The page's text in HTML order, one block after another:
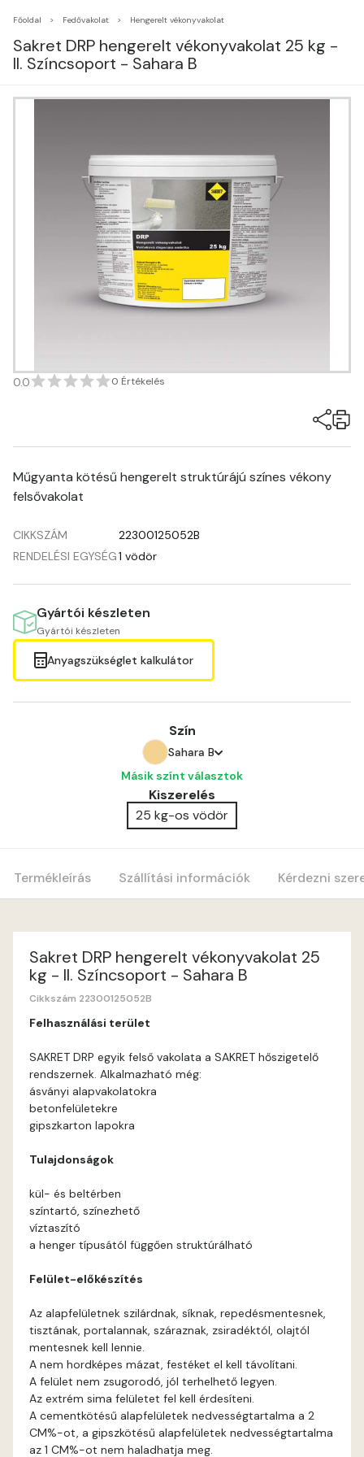
Főoldal Fedővakolat Hengerelt vékonyvakolat
Sakret DRP hengerelt vékonyvakolat 25 kg -
II. Színcsoport - Sahara B
0.0 0 Értékelés
Műgyanta kötésű hengerelt struktúrájú színes vékony
felsővakolat
CIKKSZÁM
22300125052B
RENDELÉSI EGYSÉG1 vödör
Gyártói készleten
Gyártói készleten
Anyagszükséglet kalkulátor
Szín
Sahara B
Amber C
Amber D
Anticred D
Apple D
Ash B
Basalt C
Basalt D
Blood-orange C
Másik színt választok
Kiszerelés
25 kg-os vödör
Termékleírás Szállítási információk Kérdezni
Sakret DRP hengerelt vékonyvakolat 25
kg - II. Színcsoport - Sahara B
Cikkszám 22300125052B
Felhasználási terület
SAKRET DRP egyik felső vakolata a SAKRET hőszigetelő
rendszernek. Alkalmazható még:
ásványi alapvakolatokra
betonfelületekre
gipszkarton lapokra
Tulajdonságok
kül- és beltérben
színtartó, színezhető
víztaszító
a henger típusától függően struktúrálható
Felület-előkészítés
Az alapfelületnek szilárdnak, síknak, repedésmentesnek,
tisztának, portalannak, száraznak, zsiradéktól, olajtól
mentesnek kell lennie.
A nem hordképes mázat, festéket el kell távolítani.
A felület nem zsugorodó, jól terhelhető legyen.
Az extrém sima felületet fel kell érdesíteni.
A cementkötésű alapfelületek nedvességtartalma a 2
CM%-ot, a gipszkötésű alapfelületek nedvességtartalma
az 1 CM%-ot nem haladhatja meg.